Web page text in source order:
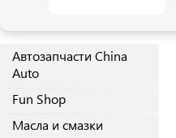
Автозапчасти China
Auto
Fun Shop
Масла и смазки